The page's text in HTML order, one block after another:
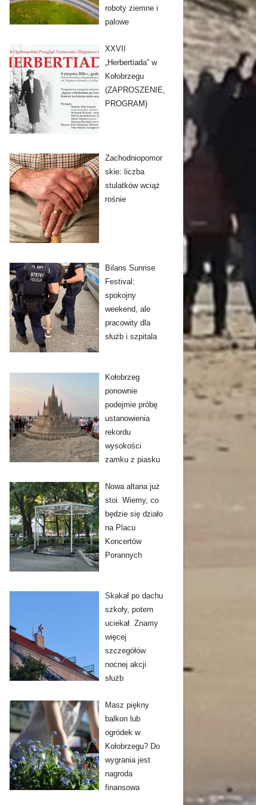
roboty ziemne i
palowe
XXVII
„Herbertiada” w
Kołobrzegu
(ZAPROSZENIE,
PROGRAM)
Zachodniopomor
skie: liczba
stulatków wciąż
rośnie
Bilans Sunrise
Festival:
spokojny
weekend, ale
pracowity dla
służb i szpitala
Kołobrzeg
ponownie
podejmie próbę
ustanowienia
rekordu
wysokości
zamku z piasku
Nowa altana już
stoi. Wiemy, co
będzie się działo
na Placu
Koncertów
Porannych
Skakał po dachu
szkoły, potem
uciekał. Znamy
więcej
szczegółów
nocnej akcji
służb
Masz piękny
balkon lub
ogródek w
Kołobrzegu? Do
wygrania jest
nagroda
finansowa